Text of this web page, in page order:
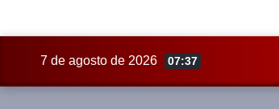
7 de agosto de 2026 07:37